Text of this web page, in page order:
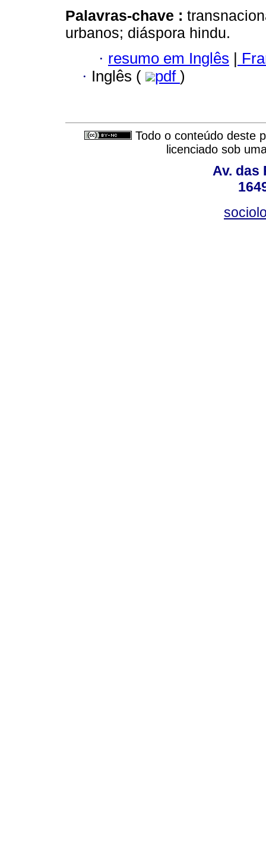
Palavras-chave :
urbanos; diáspora hindu.
· resumo em Inglês |
· Inglês ( pdf )
Todo o conteúdo deste
licenciado sob
Av. das